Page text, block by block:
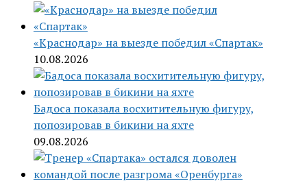
«Краснодар» на выезде победил «Спартак»
10.08.2026
Бадоса показала восхитительную фигуру,
попозировав в бикини на яхте
09.08.2026